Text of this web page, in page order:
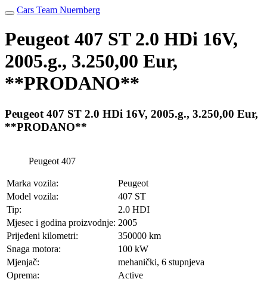
Cars Team Nuernberg
Peugeot 407 ST 2.0 HDi 16V,
2005.g., 3.250,00 Eur,
**PRODANO**
Peugeot 407 ST 2.0 HDi 16V, 2005.g., 3.250,00 Eur,
**PRODANO**
Peugeot 407
Marka vozila:
Peugeot
Model vozila:
407 ST
Tip:
2.0 HDI
Mjesec i godina proizvodnje: 2005
Prijeđeni kilometri:
350000 km
Snaga motora:
100 kW
Mjenjač:
mehanički, 6 stupnjeva
Oprema:
Active